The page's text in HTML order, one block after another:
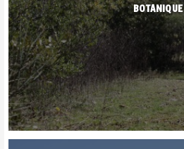
BOTANIQUE